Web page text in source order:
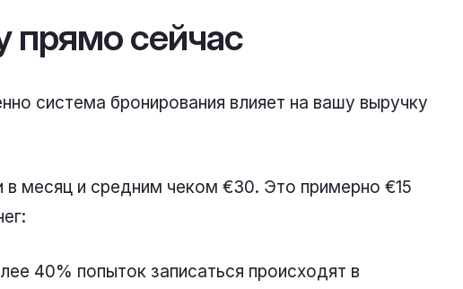
прямо сейчас
система бронирования влияет на вашу выручку
месяц и средним чеком €30. Это примерно €15
40% попыток записаться происходят в